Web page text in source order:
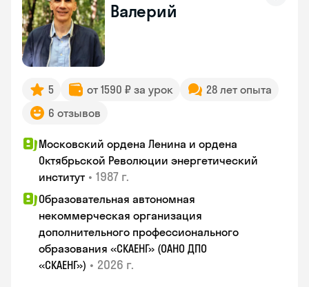
Валерий
5 от 1590 ₽ за урок
28 лет опыта
6 отзывов
Московский ордена Ленина и ордена
Октябрьской Революции энергетический
институт • 1987 г.
Образовательная автономная
некоммерческая организация
дополнительного профессионального
образования «СКАЕНГ» (ОАНО ДПО
«СКАЕНГ») • 2026 г.